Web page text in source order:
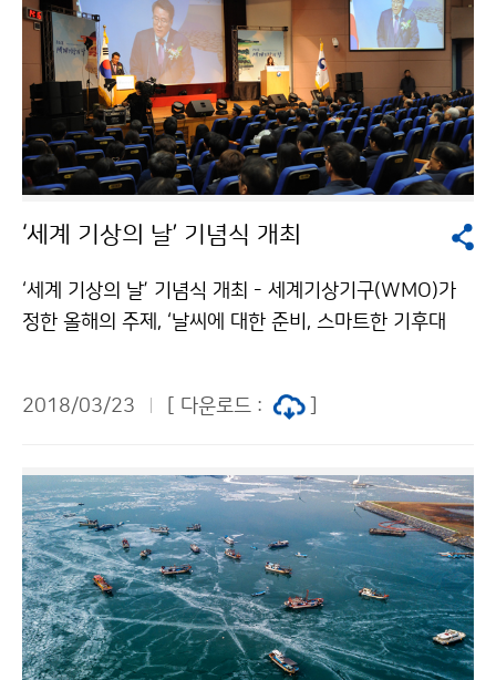
‘세계 기상의 날’ 기념식 개최
‘세계 기상의 날’ 기념식 개최 - 세계기상기구(WMO)가
정한 올해의 주제, ‘날씨에 대한 준비, 스마트한 기후대
경부장관, 이상돈 국회의원, 전임청장 등 500여명이 참석
2018/03/23 [ 다운로드 :